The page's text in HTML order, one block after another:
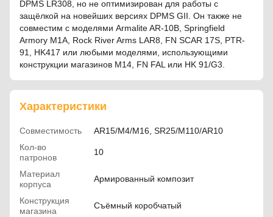
DPMS LR308, но не оптимизирован для работы с
защёлкой на новейших версиях DPMS GII. Он также не
совместим с моделями Armalite AR-10B, Springfield
Armory M1A, Rock River Arms LAR8, FN SCAR 17S, PTR-
91, HK417 или любыми моделями, использующими
конструкции магазинов M14, FN FAL или HK 91/G3.
Характеристики
Совместимость
AR15/M4/M16, SR25/M110/AR10
Кол-во
патронов
10
Материал
корпуса
Армированный композит
Конструкция
магазина
Съёмный коробчатый